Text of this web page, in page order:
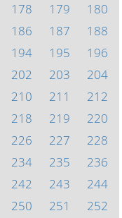
178 179
180
186 187
188
194 195
196
202 203
204
210 211
212
218 219
220
226 227
228
234 235
236
242 243
244
250 251
252